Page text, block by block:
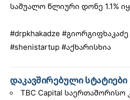
საშუალო წლიური დონე 1.1%
#drpkhakadze #გიორგიფხაკაძე
#shenistartup #აქხარისხია
დაკავშირებული სტატიები
TBC Capital საერთაშორისო